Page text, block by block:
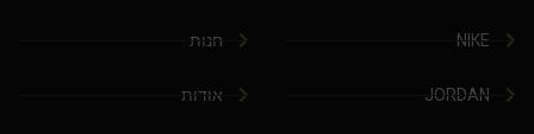
NIKE
JORDAN
חנות
אודות